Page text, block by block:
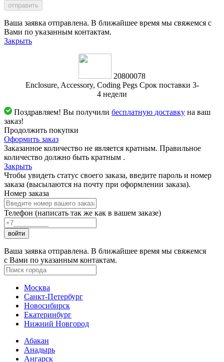
отправить
Ваша заявка отправлена. В ближайшее время мы свяжемся с
Вами по указанным контактам.
Закрыть
20800078
Enclosure, Accessory, Coding Pegs Срок поставки 3-
4 недели
Поздравляем! Вы получилибесплатную доставку на ваш
заказ!
Продолжить покупки
Оформить заказ
Заказанное количество не является кратным. Правильное
количество должно быть кратным .
Закрыть
Чтобы увидеть статус своего заказа, введите пароль и номер
заказа (высылаются на почту при оформлении заказа).
Номер заказа
Телефон (написать так же как в вашем заказе)
войти
Ваша заявка отправлена. В ближайшее время мы свяжемся
с Вами по указанным контактам.
Москва
Санкт-Петербург
Новосибирск
Екатеринбург
Нижний Новгород
Абакан
Анадырь
Ангарск